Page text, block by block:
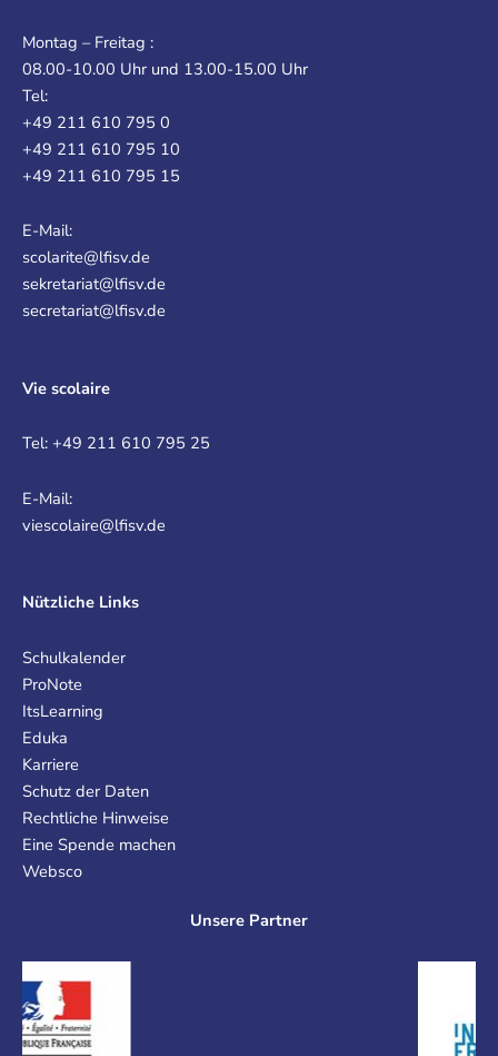
Montag – Freitag :
08.00-10.00 Uhr und 13.00-15.00 Uhr
Tel:
+49 211 610 795 0
+49 211 610 795 10
+49 211 610 795 15
E-Mail:
scolarite@lfisv.de
sekretariat@lfisv.de
secretariat@lfisv.de
Vie scolaire
Tel: +49 211 610 795 25
E-Mail:
viescolaire@lfisv.de
Nützliche Links
Schulkalender
ProNote
ItsLearning
Eduka
Karriere
Schutz der Daten
Rechtliche Hinweise
Eine Spende machen
Websco
Unsere Partner